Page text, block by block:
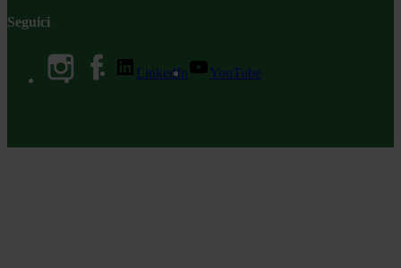
Seguici
LinkedIn YouTube